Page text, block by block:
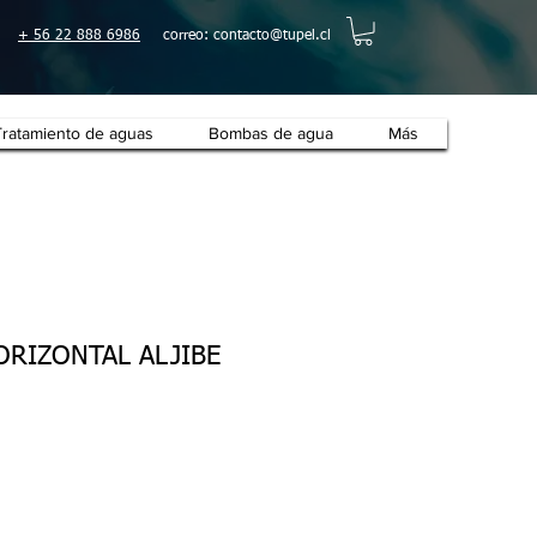
+ 56 22 888 6986 correo: contacto@tupel.cl
de aguas Bombas de agua Más
ALJIBE